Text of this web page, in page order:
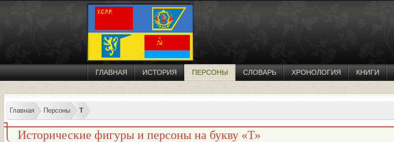
ГЛАВНАЯ ИСТОРИЯ ПЕРСОНЫ СЛОВАРЬ ХРОНОЛОГИЯ КНИГИ
Главная Персоны Т
Исторические фигуры и персоны на букву «Т»